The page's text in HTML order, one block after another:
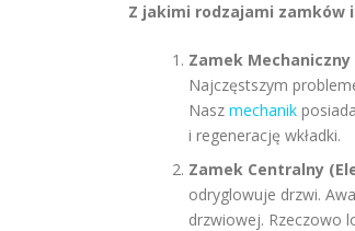
Z jakimi rodzajami zamków
Zamek Mechaniczny
Najczęstszym
Nasz mechanik
i regenerację wkładki.
Zamek Centralny
odryglowuje drzwi.
drzwiowej. Rzeczowo